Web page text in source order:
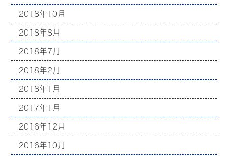
2018年10月
2018年8月
2018年7月
2018年2月
2018年1月
2017年1月
2016年12月
2016年10月